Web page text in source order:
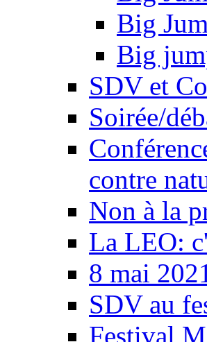
Big
Big
SDV et
Soirée/
contre
Non à la
La LEO:
8 mai
SDV au
Festival